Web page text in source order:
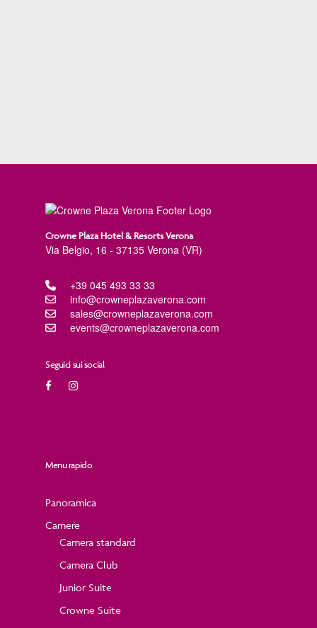
Crowne Plaza Hotel & Resorts Verona
Via Belgio, 16 - 37135 Verona (VR)
+39 045 493 33 33
info@crowneplazaverona.com
sales@crowneplazaverona.com
events@crowneplazaverona.com
Seguici sui social
Menu rapido
Panoramica
Camere
Camera standard
Camera Club
Junior Suite
Crowne Suite